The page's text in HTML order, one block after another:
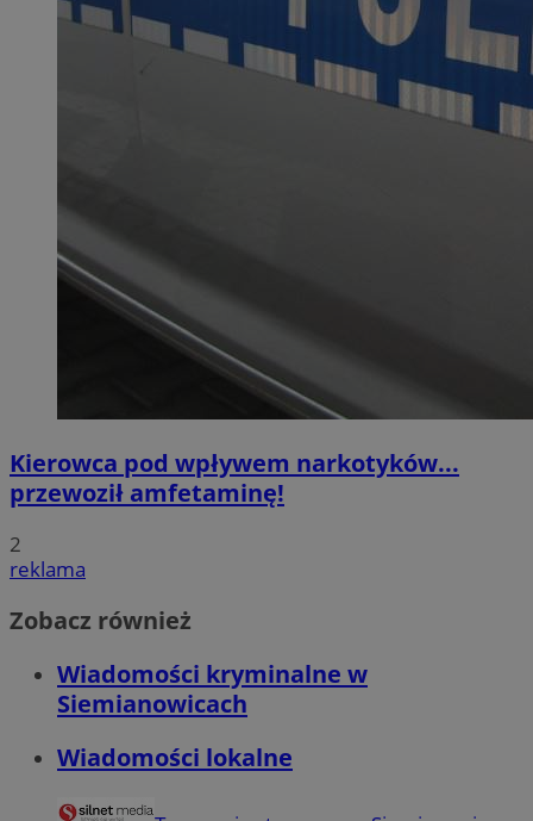
Kierowca pod wpływem narkotyków...
przewoził amfetaminę!
2
reklama
Zobacz również
Wiadomości kryminalne w
Siemianowicach
Wiadomości lokalne